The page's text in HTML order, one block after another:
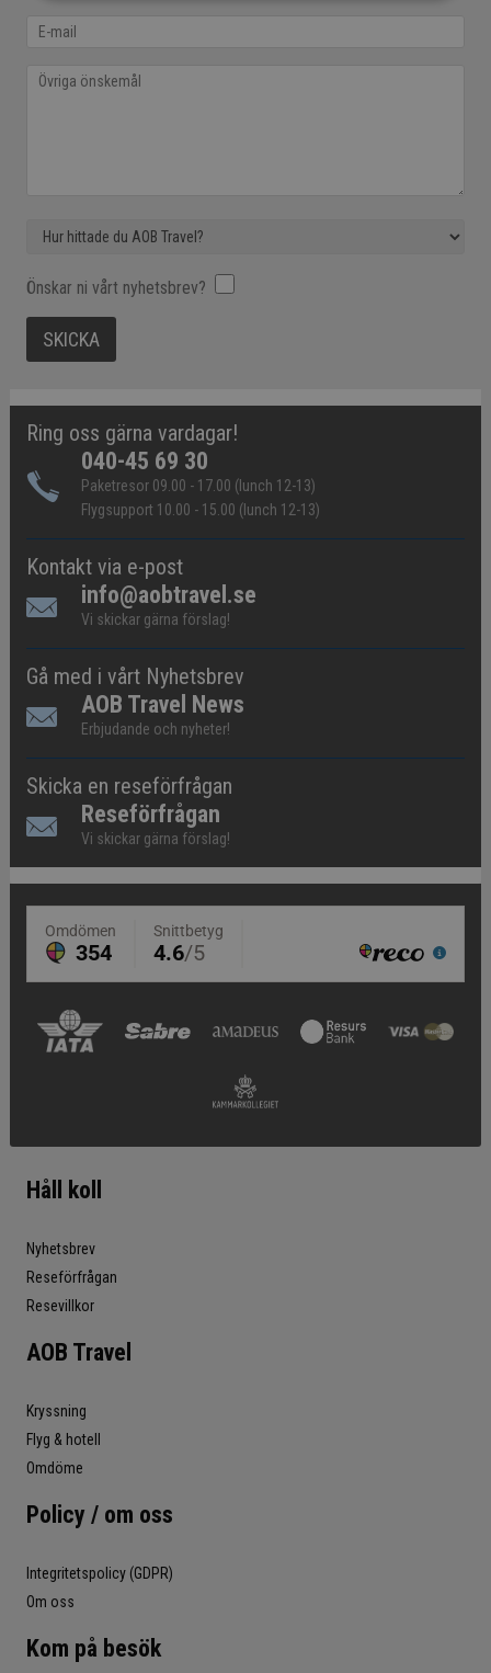
Önskar ni vårt nyhetsbrev?
Ring oss gärna vardagar!
040-45 69 30
Paketresor 09.00 - 17.00 (lunch 12-13)
Flygsupport 10.00 - 15.00 (lunch 12-13)
Kontakt via e-post
info@aobtravel.se
Vi skickar gärna förslag!
Gå med i vårt Nyhetsbrev
AOB Travel News
Erbjudande och nyheter!
Skicka en reseförfrågan
Reseförfrågan
Vi skickar gärna förslag!
Håll koll
Nyhetsbrev
Reseförfrågan
Resevillkor
AOB Travel
Kryssning
Flyg & hotell
Omdöme
Policy / om oss
Integritetspolicy (GDPR)
Om oss
Kom på besök